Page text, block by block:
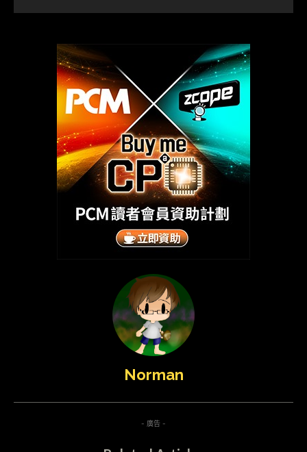
Norman
- 廣告 -